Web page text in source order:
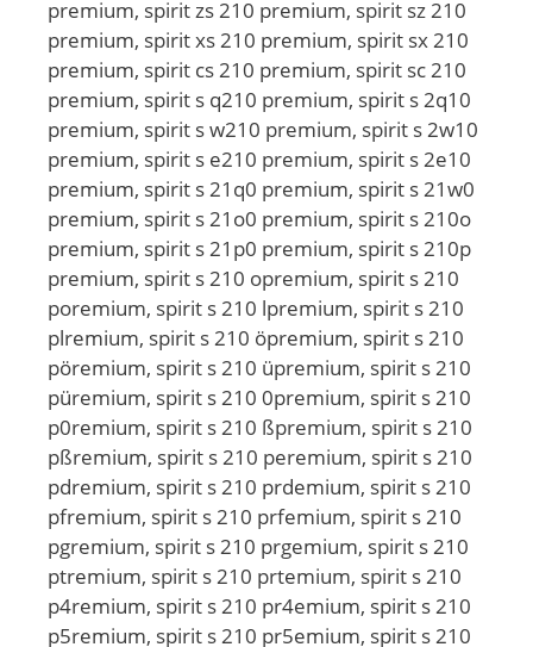
premium, spirit zs 210 premium, spirit sz 210
premium, spirit xs 210 premium, spirit sx 210
premium, spirit cs 210 premium, spirit sc 210
premium, spirit s q210 premium, spirit s 2q10
premium, spirit s w210 premium, spirit s 2w10
premium, spirit s e210 premium, spirit s 2e10
premium, spirit s 21q0 premium, spirit s 21w0
premium, spirit s 21o0 premium, spirit s 210o
premium, spirit s 21p0 premium, spirit s 210p
premium, spirit s 210 opremium, spirit s 210
poremium, spirit s 210 lpremium, spirit s 210
plremium, spirit s 210 öpremium, spirit s 210
pöremium, spirit s 210 üpremium, spirit s 210
püremium, spirit s 210 0premium, spirit s 210
p0remium, spirit s 210 ßpremium, spirit s 210
pßremium, spirit s 210 peremium, spirit s 210
pdremium, spirit s 210 prdemium, spirit s 210
pfremium, spirit s 210 prfemium, spirit s 210
pgremium, spirit s 210 prgemium, spirit s 210
ptremium, spirit s 210 prtemium, spirit s 210
p4remium, spirit s 210 pr4emium, spirit s 210
p5remium, spirit s 210 pr5emium, spirit s 210